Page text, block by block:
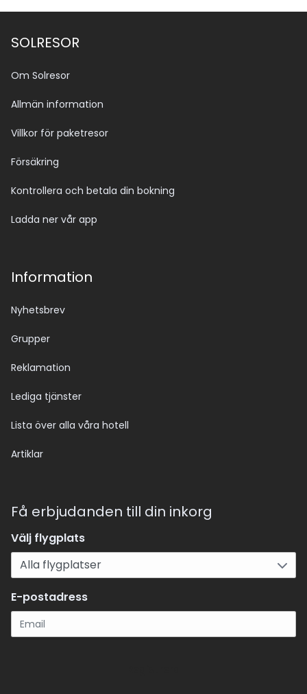
SOLRESOR
Om Solresor
Allmän information
Villkor för paketresor
Försäkring
Kontrollera och betala din bokning
Ladda ner vår app
Information
Nyhetsbrev
Grupper
Reklamation
Lediga tjänster
Lista över alla våra hotell
Artiklar
Få erbjudanden till din inkorg
Välj flygplats
E-postadress